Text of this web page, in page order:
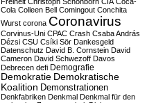
Cola Colleen Bell Comingout Conchita
Wurst corona Coronavirus
Corvinus-Uni CPAC Crash Csaba András
Dézsi CSU Csíki Sör Dankesgeld
Datenschutz David B. Cornstein David
Cameron David Schwezoff Davos
Debrecen defi Demografie
Demokratie Demokratische
Koalition Demonstrationen
Denkfabriken Denkmal Denkmal für den